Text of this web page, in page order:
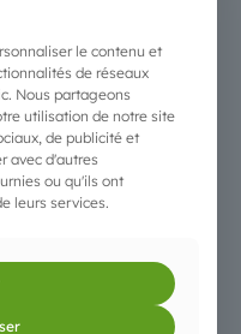
le contenu et
de réseaux
Nous partageons
utilisation de notre site
de publicité et
avec d'autres
ou qu'ils ont
leurs services.